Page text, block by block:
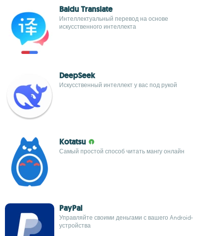
Baidu Translate
Интеллектуальный перевод на основе
искусственного интеллекта
DeepSeek
Искусственный интеллект у вас под рукой
Kotatsu
Самый простой способ читать мангу онлайн
PayPal
Управляйте своими деньгами с вашего Android-
устройства